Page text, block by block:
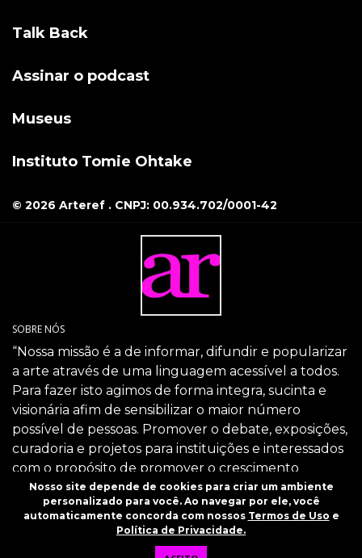
Talk Back
Assinar o podcast
Museus
Instituto Tomie Ohtake
© 2026 Arteref . CNPJ: 00.934.702/0001-42
SOBRE NÓS
“Nossa missão é a de informar, difundir e popularizar
a arte através de uma linguagem acessível a todos.
Para fazer isto agimos de forma integra, sucinta e
visionária afim de sensibilizar o maior número
possível de pessoas. Promover o debate, exposições,
curadoria e projetos para instituições e interessados
com o propósito de promover o crescimento
intelectual da sociedade através da arte.”
SIGA-NOS
Nosso site depende de cookies para criar um ambiente
personalizado para você. Ao navegar por ele, você
automaticamente concorda com nossos Termos de Uso e
Política de Privacidade.